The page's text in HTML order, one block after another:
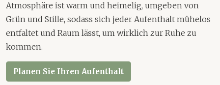
Atmosphäre ist warm und heimelig, umgeben von
Grün und Stille, sodass sich jeder Aufenthalt mühelos
entfaltet und Raum lässt, um wirklich zur Ruhe zu
kommen.
Planen Sie Ihren Aufenthalt